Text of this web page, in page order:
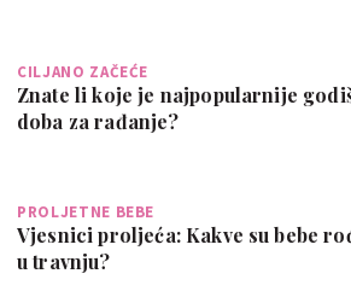
CILJANO ZAČEĆE
Znate li koje je najpopularnije
doba za rađanje?
PROLJETNE BEBE
Vjesnici proljeća: Kakve su bebe
u travnju?